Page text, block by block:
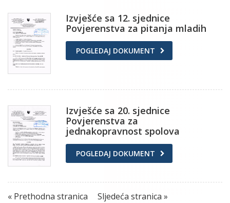
Izvješće sa 12. sjednice
Povjerenstva za pitanja mladih
POGLEDAJ DOKUMENT
Izvješće sa 20. sjednice
Povjerenstva za
jednakopravnost spolova
POGLEDAJ DOKUMENT
« Prethodna stranica Sljedeća stranica »